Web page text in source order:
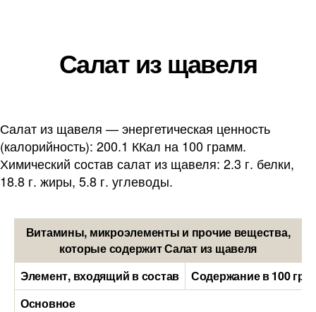
Салат из щавеля
Салат из щавеля — энергетическая ценность
(калорийность): 200.1 ККал на 100 грамм.
Химический состав салат из щавеля: 2.3 г. белки,
18.8 г. жиры, 5.8 г. углеводы.
Витамины, микроэлементы и прочие вещества,
которые содержит Салат из щавеля
Элемент, входящий в состав
Содержание в 100
Основное